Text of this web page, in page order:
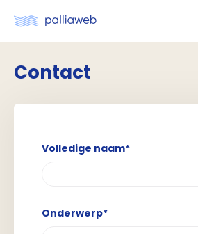
Contact
Volledige naam*
Onderwerp*